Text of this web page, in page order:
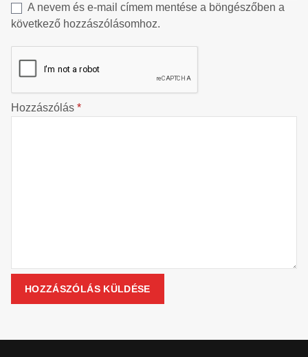
A nevem és e-mail címem mentése a böngészőben a
következő hozzászólásomhoz.
Hozzászólás *